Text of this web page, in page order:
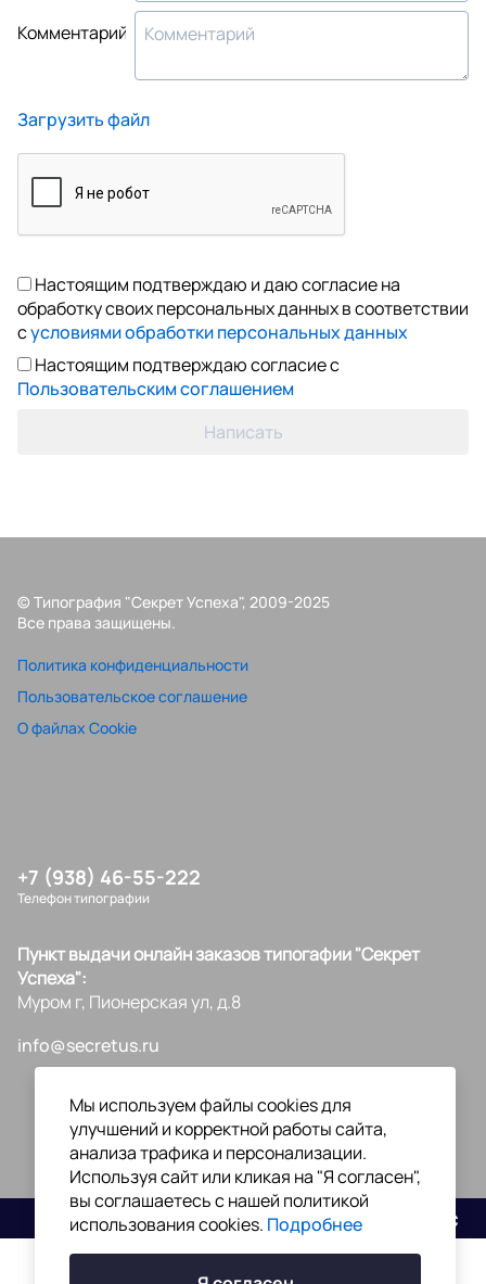
Комментарий
Загрузить файл
Настоящим подтверждаю и даю согласие на
обработку своих персональных данных в соответствии
сусловиями обработки персональных данных
Настоящим подтверждаю согласие с
Пользовательским соглашением
Написать
© Типография "Секрет Успеха", 2009-2025
Все права защищены.
Политика конфиденциальности
Пользовательское соглашение
О файлах Cookie
+7 (938) 46-55-222
Телефон типографии
Пункт выдачи онлайн заказов типогафии "Секрет
Успеха":
Муром г, Пионерская ул, д.8
info@secretus.ru
Мы используем файлы cookies для
улучшений и корректной работы сайта,
анализа трафика и персонализации.
Используя сайт или кликая на "Я согласен",
вы соглашаетесь с нашей политикой
использования cookies. Подробнее
Разработано